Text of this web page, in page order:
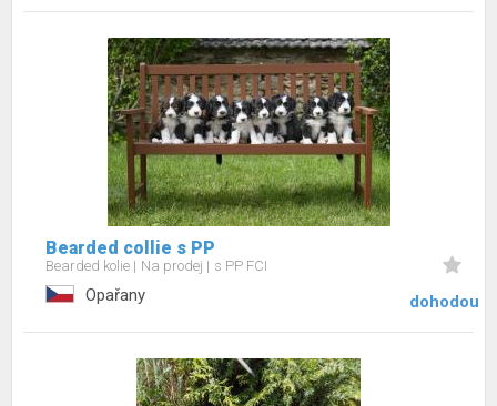
Bearded collie s PP
Bearded kolie Na prodej s PP FCI
Opařany dohodou